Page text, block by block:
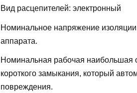
Вид расцепителей: электронный
Номинальное напряжение
аппарата.
Номинальная рабочая наибольшая
короткого замыкания, который
повреждения.